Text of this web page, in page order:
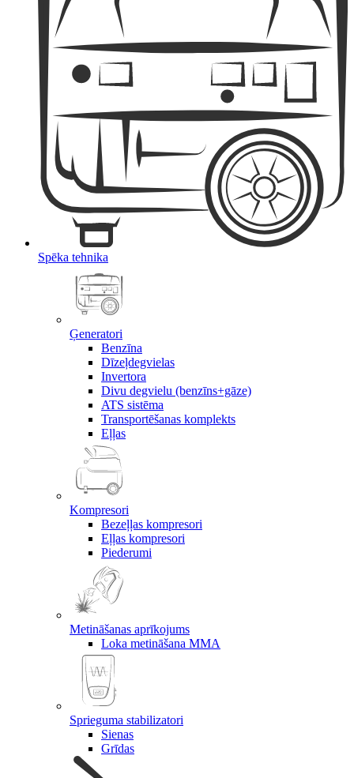
Spēka tehnika
Ģeneratori
Benzīna
Dīzeļdegvielas
Invertora
Divu degvielu (benzīns+gāze)
ATS sistēma
Transportēšanas komplekts
Eļļas
Kompresori
Bezeļļas kompresori
Eļļas kompresori
Piederumi
Metināšanas aprīkojums
Loka metināšana MMA
Sprieguma stabilizatori
Sienas
Grīdas